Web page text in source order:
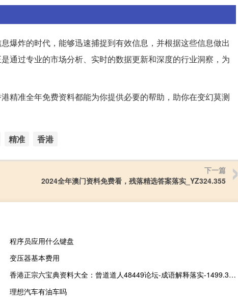
爆炸的时代，能够迅速捕捉到有效信息，并根据这些信息做出
通过专业的市场分析、实时的数据更新和深度的行业洞察，为
精准全年免费资料都能为你提供必要的帮助，助你在变幻莫测
精准 香港
下一篇
2024全年澳门资料免费看，残落精选答案落实_YZ324.355
程序员应用什么键盘
变压器基本费用
香港正宗六宝典资料大全：曾道道人48449论坛-成语解释落实-1499.3D.A348
理想汽车有油车吗